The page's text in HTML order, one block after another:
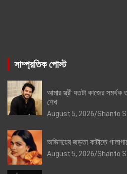
সাম্প্রতিক পোস্ট
আমার স্ত্রী যতটা কাজের সমর্থক
শেখ
August 5, 2026 Shanto
অভিনয়ের জড়তা কাটাতে
August 5, 2026 Shanto